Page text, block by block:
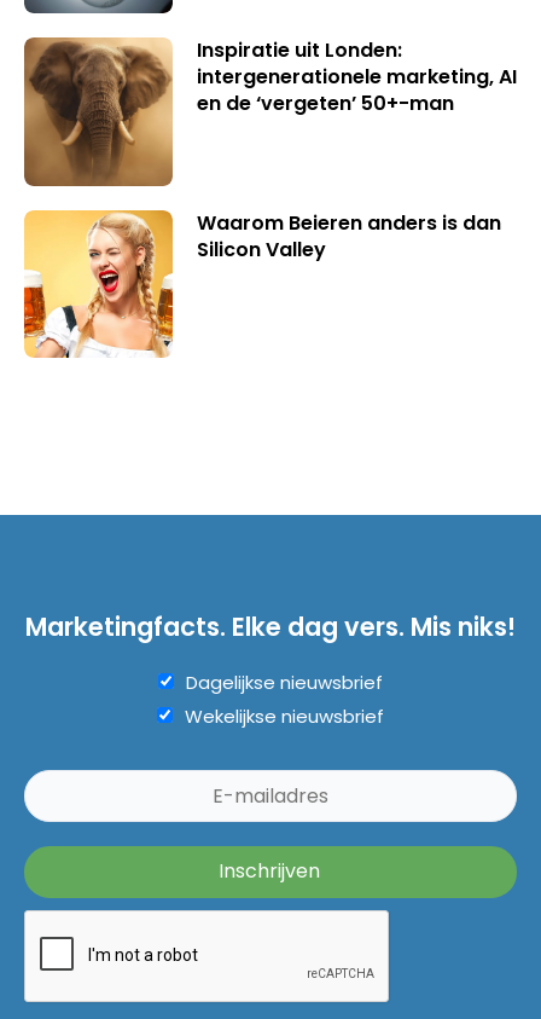
Inspiratie uit Londen:
intergenerationele marketing, AI
en de ‘vergeten’ 50+-man
Waarom Beieren anders is dan
Silicon Valley
Marketingfacts. Elke dag vers. Mis niks!
Dagelijkse nieuwsbrief
Wekelijkse nieuwsbrief